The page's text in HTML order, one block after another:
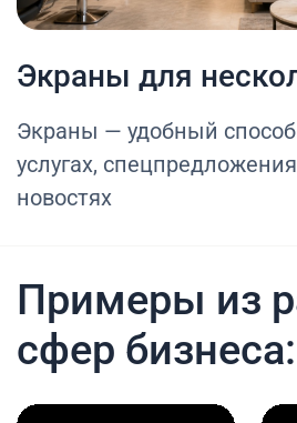
Экраны для
Экраны — удобный способ
услугах,
новостях
Примеры из
сфер бизнеса: